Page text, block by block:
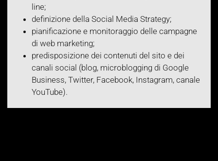
line;
definizione della Social Media Strategy;
pianificazione e monitoraggio delle campagne
di web marketing;
predisposizione dei contenuti del sito e dei
canali social (blog, microblogging di Google
Business, Twitter, Facebook, Instagram, canale
YouTube).